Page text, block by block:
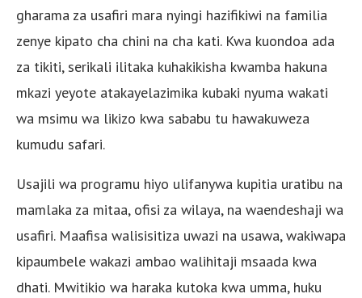
gharama za usafiri mara nyingi hazifikiwi na familia
zenye kipato cha chini na cha kati. Kwa kuondoa ada
za tikiti, serikali ilitaka kuhakikisha kwamba hakuna
mkazi yeyote atakayelazimika kubaki nyuma wakati
wa msimu wa likizo kwa sababu tu hawakuweza
kumudu safari.
Usajili wa programu hiyo ulifanywa kupitia uratibu na
mamlaka za mitaa, ofisi za wilaya, na waendeshaji wa
usafiri. Maafisa walisisitiza uwazi na usawa, wakiwapa
kipaumbele wakazi ambao walihitaji msaada kwa
dhati. Mwitikio wa haraka kutoka kwa umma, huku